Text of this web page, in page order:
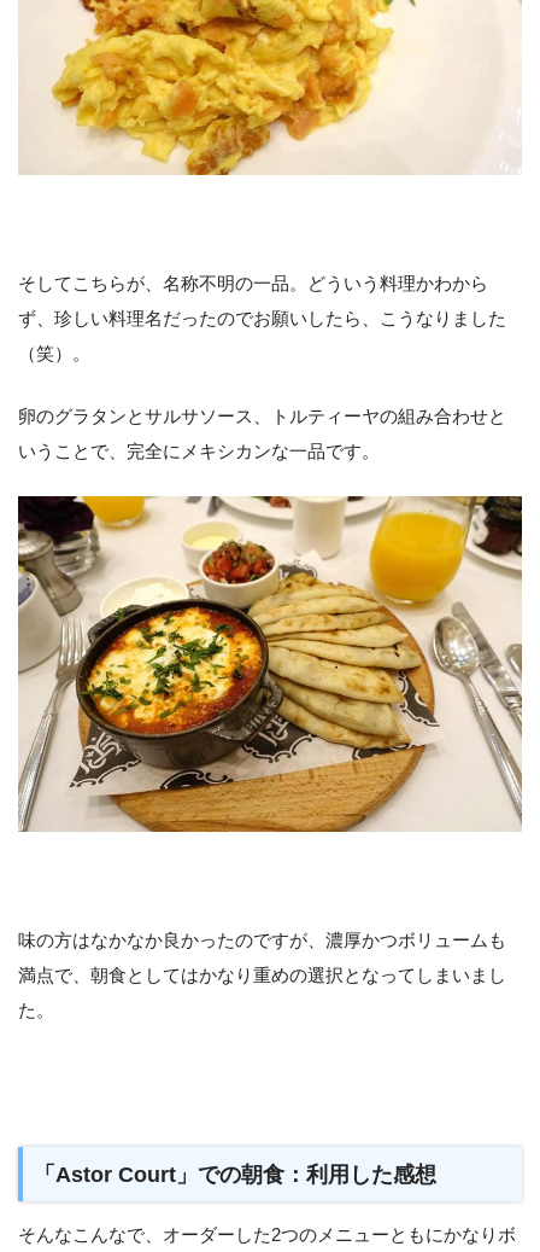
そしてこちらが、名称不明の一品。どういう料理かわから
ず、珍しい料理名だったのでお願いしたら、こうなりました
（笑）。
卵のグラタンとサルサソース、トルティーヤの組み合わせと
いうことで、完全にメキシカンな一品です。
味の方はなかなか良かったのですが、濃厚かつボリュームも
満点で、朝食としてはかなり重めの選択となってしまいまし
た。
「Astor Court」での朝食：利用した感想
そんなこんなで、オーダーした2つのメニューともにかなりボ